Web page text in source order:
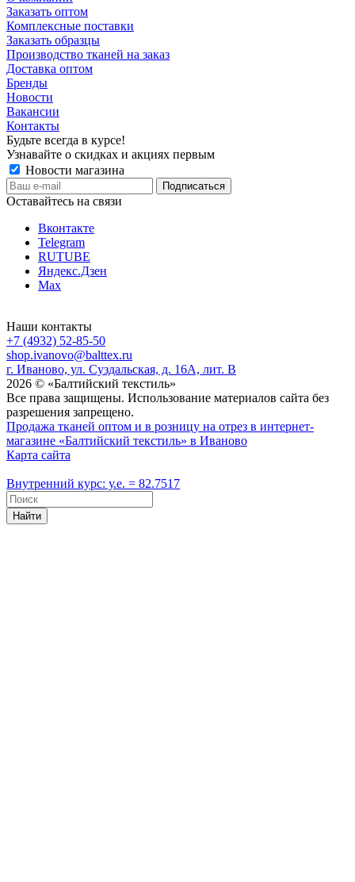
Заказать оптом
Комплексные поставки
Заказать образцы
Производство тканей на заказ
Доставка оптом
Бренды
Новости
Вакансии
Контакты
Будьте всегда в курсе!
Узнавайте о скидках и акциях первым
Новости магазина
Оставайтесь на связи
Вконтакте
Telegram
RUTUBE
Яндекс.Дзен
Max
Наши контакты
+7 (4932) 52-85-50
shop.ivanovo@balttex.ru
г. Иваново, ул. Суздальская, д. 16А, лит. В
2026 © «Балтийский текстиль»
Все права защищены. Использование материалов сайта без
разрешения запрещено.
Продажа тканей оптом и в розницу на отрез в интернет-
магазине «Балтийский текстиль» в Иваново
Карта сайта
Внутренний курс: у.е. = 82.7517
Найти